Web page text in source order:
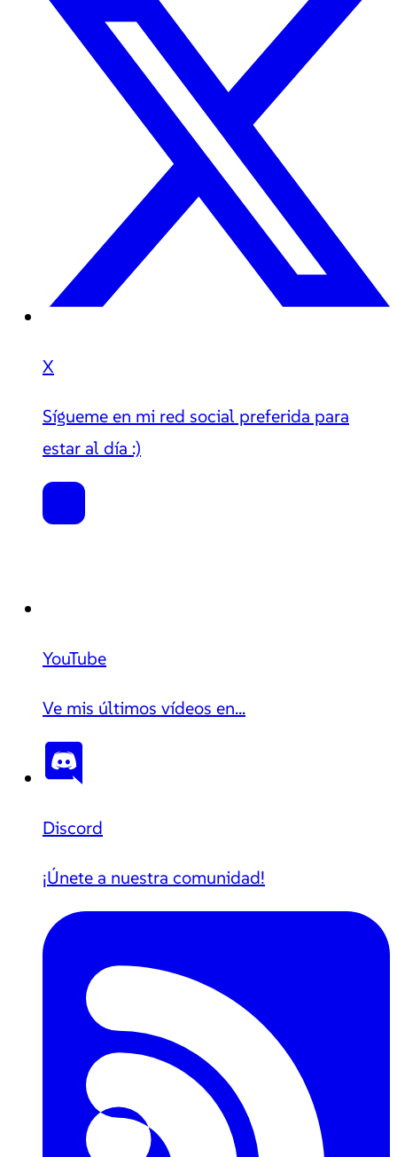
X
Sígueme en mi red social preferida para
estar al día :)
YouTube
Ve mis últimos vídeos en...
Discord
¡Únete a nuestra comunidad!